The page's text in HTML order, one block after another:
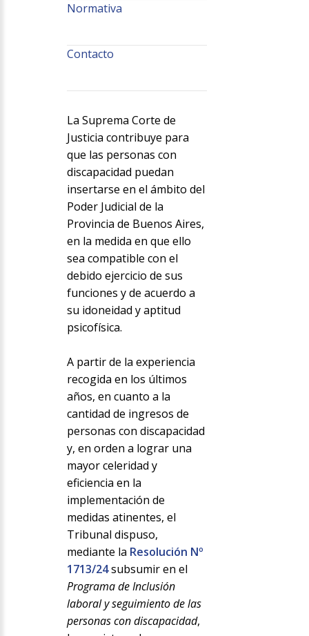
Normativa
Contacto
La Suprema Corte de
Justicia contribuye para
que las personas con
discapacidad puedan
insertarse en el ámbito del
Poder Judicial de la
Provincia de Buenos Aires,
en la medida en que ello
sea compatible con el
debido ejercicio de sus
funciones y de acuerdo a
su idoneidad y aptitud
psicofísica.
A partir de la experiencia
recogida en los últimos
años, en cuanto a la
cantidad de ingresos de
personas con discapacidad
y, en orden a lograr una
mayor celeridad y
eficiencia en la
implementación de
medidas atinentes, el
Tribunal dispuso,
mediante la Resolución Nº
1713/24subsumir en el
Programa de Inclusión
laboral y seguimiento de las
personas con discapacidad,